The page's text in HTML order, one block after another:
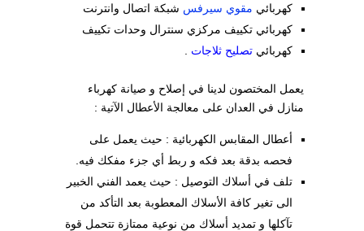
كهربائي مقوي سيرفس شبكة اتصال وانترنت
كهربائي تكييف مركزي سنترال وحدات تكييف
كهربائي تصليح ثلاجات
يعمل المختصون لدينا في إصلاح و صيانة كهرباء
منازل في العدان على معالجة الأعطال الآتية :
أعطال المقابس الكهربائية : حيث يعمل على
فحصه بدقة بعد فكه و ربط أي جزء مفكك فيه.
تلف في أسلاك التوصيل : حيث يعمد الفني الخبير
الى تغير كافة الأسلاك المعطوبة بعد التأكد من
تآكلها و تمديد أسلاك من نوعية ممتازة تتحمل قوة